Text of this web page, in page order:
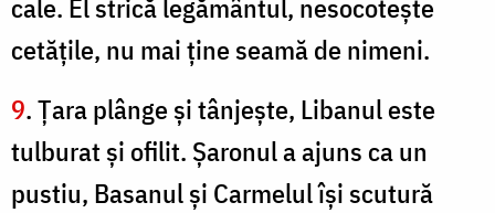
cale. El strică legământul, nesocoteşte
cetăţile, nu mai ţine seamă de nimeni.
9. Ţara plânge şi tânjeşte, Libanul este
tulburat şi ofilit. Şaronul a ajuns ca un
pustiu, Basanul şi Carmelul îşi scutură